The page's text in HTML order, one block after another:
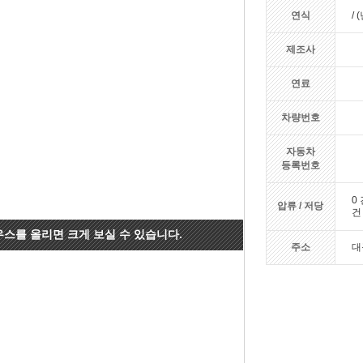
스를 올리면 크게 보실 수 있습니다.
연식 / (
제조사
연료
차량번호
자동차
등록번호
압류 / 저당
0
건
주소